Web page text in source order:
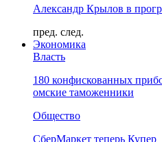
Александр Крылов в
пред. след.
Экономика
Власть
180 конфискованных
омские таможенники
Общество
СберМаркет теперь Купер